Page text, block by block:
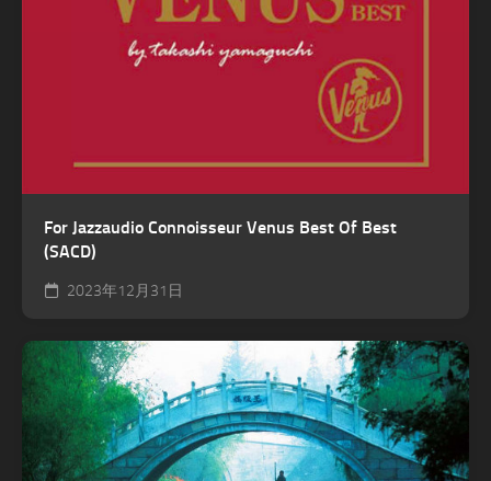
For Jazzaudio Connoisseur Venus Best Of Best
(SACD)
2023年12月31日